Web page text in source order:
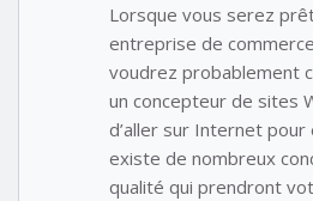
Lorsque vous serez
entreprise de
voudrez probablement
un concepteur de sites
d’aller sur Internet pour
existe de nombreux
qualité qui prendront